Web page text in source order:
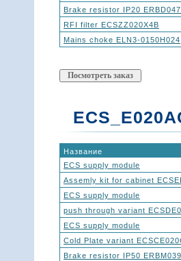
Brake resistor IP20
RFI filter ECSZZ020X4B
Mains choke ELN3-0150H024
Название
ECS supply module
Assemly kit for cabinet
ECS supply module
push through variant
ECS supply module
Cold Plate variant
Brake resistor IP50